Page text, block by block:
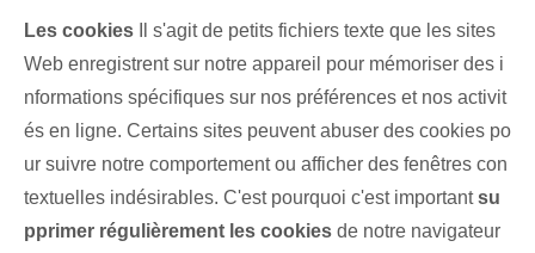
Les cookies Il s'agit de petits fichiers texte que les sites
Web enregistrent sur notre appareil pour mémoriser des i
nformations spécifiques sur nos préférences et nos activit
és en ligne. Certains sites peuvent abuser des cookies po
ur suivre⁢ notre comportement ou afficher des fenêtres con
textuelles indésirables. C'est pourquoi c'est importantsu
pprimer régulièrement les cookies de notre navigateur